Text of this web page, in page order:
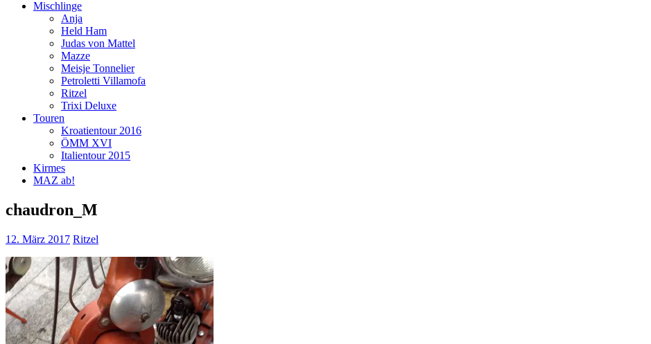
Mischlinge
Anja
Held Ham
Judas von Mattel
Mazze
Meisje Tonnelier
Petroletti Villamofa
Ritzel
Trixi Deluxe
Touren
Kroatientour 2016
ÖMM XVI
Italientour 2015
Kirmes
MAZ ab!
chaudron_M
12. März 2017 Ritzel